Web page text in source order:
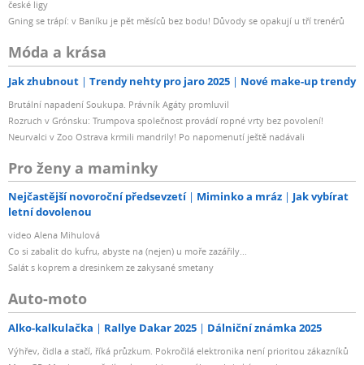
české ligy
Gning se trápí: v Baníku je pět měsíců bez bodu! Důvody se opakují u tří trenérů
Móda a krása
Jak zhubnout Trendy nehty pro jaro 2025 Nové make-up trendy
Brutální napadení Soukupa. Právník Agáty promluvil
Rozruch v Grónsku: Trumpova společnost provádí ropné vrty bez povolení!
Neurvalci v Zoo Ostrava krmili mandrily! Po napomenutí ještě nadávali
Pro ženy a maminky
Nejčastější novoroční předsevzetí Miminko a mráz
Jak vybírat
letní dovolenou
video Alena Mihulová
Co si zabalit do kufru, abyste na (nejen) u moře zazářily...
Salát s koprem a dresinkem ze zakysané smetany
Auto-moto
Alko-kalkulačka Rallye Dakar 2025 Dálniční známka 2025
Výhřev, čidla a stačí, říká průzkum. Pokročilá elektronika není prioritou zákazníků